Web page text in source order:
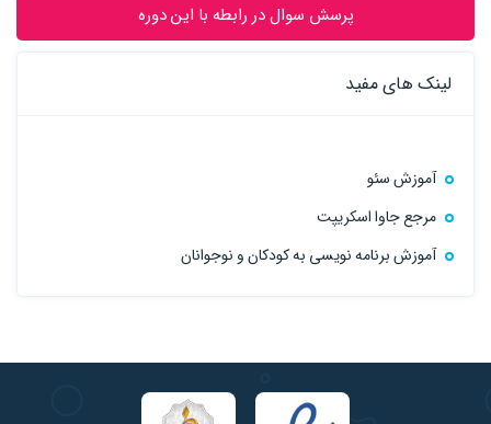
پرسش سوال در رابطه با این دوره
لینک های مفید
آموزش سئو
مرجع جاوا اسکریپت
آموزش برنامه نویسی به کودکان و نوجوانان